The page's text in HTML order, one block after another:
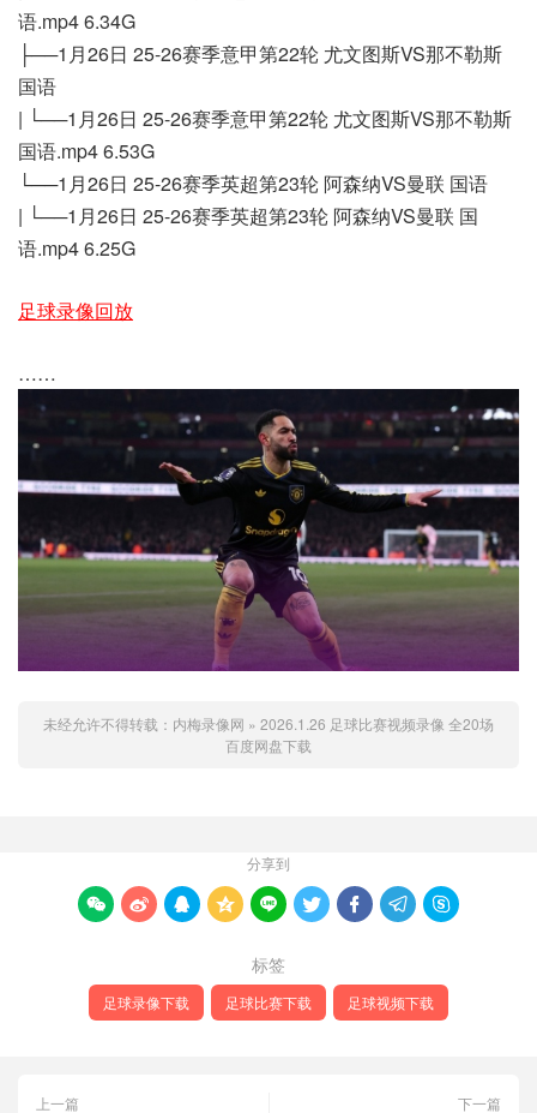
语.mp4 6.34G
├──1月26日 25-26赛季意甲第22轮 尤文图斯VS那不勒斯
国语
| └──1月26日 25-26赛季意甲第22轮 尤文图斯VS那不勒斯
国语.mp4 6.53G
└──1月26日 25-26赛季英超第23轮 阿森纳VS曼联 国语
| └──1月26日 25-26赛季英超第23轮 阿森纳VS曼联 国
语.mp4 6.25G
足球录像回放
……
未经允许不得转载： 内梅录像网 » 2026.1.26 足球比赛视频录像 全20场
百度网盘下载
分享到
        
标签
足球录像下载 足球比赛下载 足球视频下载
上一篇
下一篇